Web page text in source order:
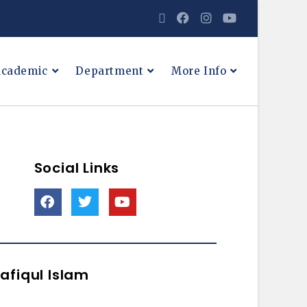
Department More Info
Social Links
Islam